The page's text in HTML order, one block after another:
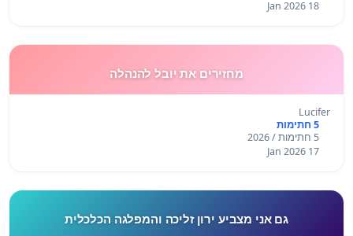
18 Jan 2026
מחזירים את יובל להנהלה
Lucifer
5 חתימות
5 חתימות / 2026
17 Jan 2026
גם אני מצביע ירון זליכה והמפלגה הכלכלית